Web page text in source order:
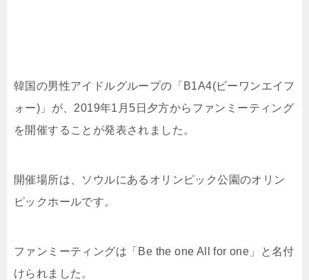
韓国の男性アイドルグループの「B1A4(ビーワンエイフ
ォー)」が、2019年1月5日夕方からファンミーティング
を開催することが発表されました。
開催場所は、ソウルにあるオリンピック公園のオリン
ピックホールです。
ファンミーティングは「Be the one All for one」と名付
けられました。